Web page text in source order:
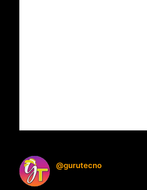
@gurutecno